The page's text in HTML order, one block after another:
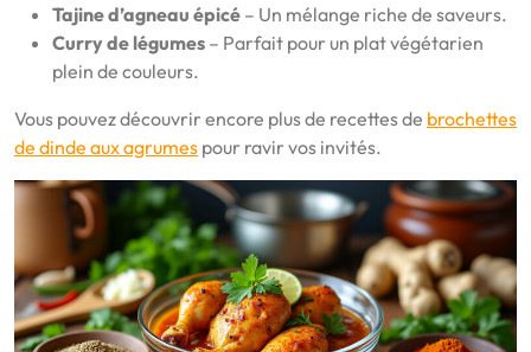
Tajine d’agneau épicé – Un mélange riche de saveurs.
Curry de légumes – Parfait pour un plat végétarien
plein de couleurs.
Vous pouvez découvrir encore plus de recettes de brochettes
de dinde aux agrumes pour ravir vos invités.